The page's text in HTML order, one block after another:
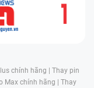
chính hãng | Thay pin
Max chính hãng | Thay